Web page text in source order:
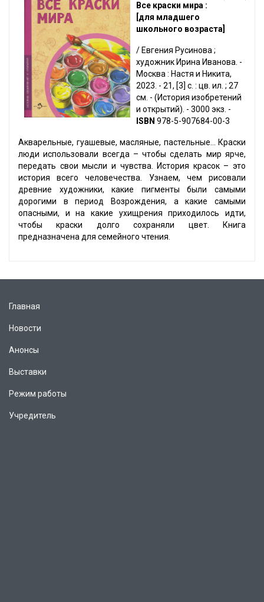
Все краски мира :
[для младшего
школьного возраста]
/ Евгения Русинова ;
художник Ирина Иванова. -
Москва : Настя и Никита,
2023. - 21, [3] с. : цв. ил. ; 27
см. - (История изобретений
и открытий). - 3000 экз. -
ISBN 978-5-907684-00-3
Акварельные, гуашевые, масляные, пастельные… Краски
люди использовали всегда – чтобы сделать мир ярче,
передать свои мысли и чувства. История красок – это
история всего человечества. Узнаем, чем рисовали
древние художники, какие пигменты были самыми
дорогими в период Возрождения, а какие самыми
опасными, и на какие ухищрения приходилось идти,
чтобы краски долго сохраняли цвет. Книга
предназначена для семейного чтения.
Главная
Новости
Анонсы
Выставки
Режим работы
Учредитель